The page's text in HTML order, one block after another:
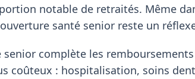
notable de retraités. Même
santé senior reste un
complète les
coûteux : hospitalisation, soins